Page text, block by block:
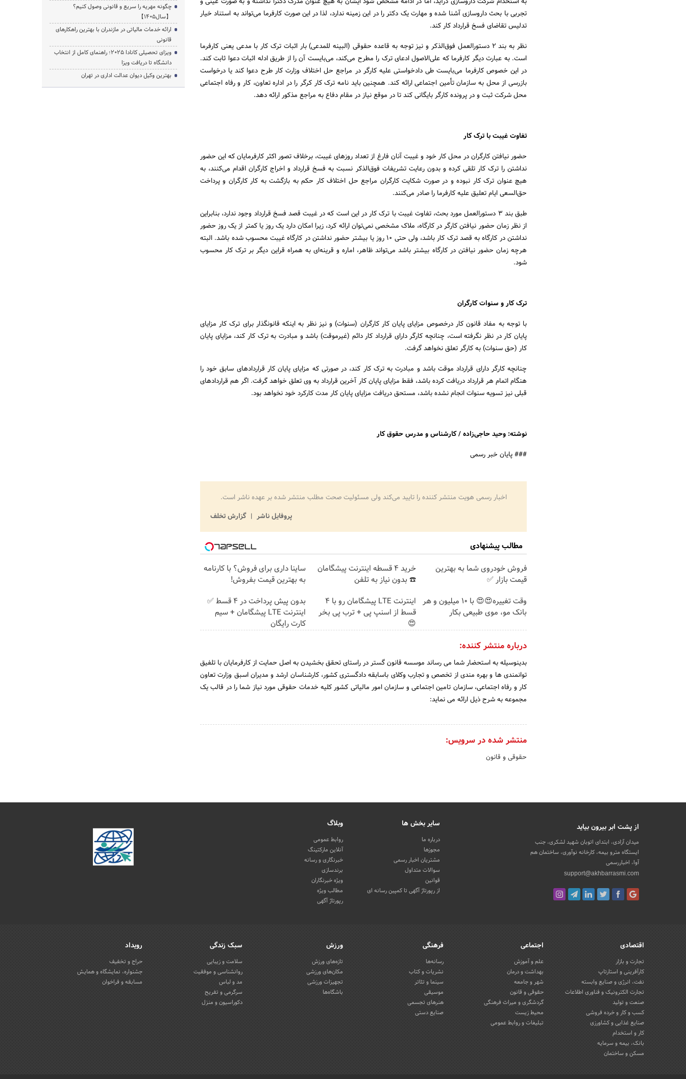
تجربی با بحث داروسازی آشنا شده و مهارت یک دکتر را در این زمینه ندارد، لذا در این صورت کارفرما می‌تواند به استناد خیار
تدلیس تقاضای فسخ قرارداد کار کند.
نظر به بند 2 دستورالعمل فوق‌الذکر و نیز توجه به قاعده حقوقی (البینه للمدعی) بار اثبات ترک کار با مدعی یعنی کارفرما
است. به عبارت دیگر کارفرما که علی‌الاصول ادعای ترک را مطرح می‌کند، می‌بایست آن را از طریق ادله اثبات دعوا ثابت کند.
در این خصوص کارفرما می‌بایست طی دادخواستی علیه کارگر در مراجع حل اختلاف وزارت کار طرح دعوا کند یا درخواست
بازرسی از محل به سازمان تأمین اجتماعی ارائه کند. همچنین باید نامه ترک کار کرگر را در اداره تعاون، کار و رفاه اجتماعی
محل شرکت ثبت و در پرونده کارگر بایگانی کند تا در موقع نیاز در مقام دفاع به مراجع مذکور ارائه دهد.
تفاوت غیبت با ترک کار
حضور نیافتن کارگران در محل کار خود و غیبت آنان فارغ از تعداد روزهای غیبت، برخلاف تصور اکثر کارفرمایان که این حضور
نداشتن را ترک کار تلقی کرده و بدون رعایت تشریفات فوق‌الذکر نسبت به فسخ قرارداد و اخراج کارگران اقدام می‌کنند، به
هیچ عنوان ترک کار نبوده و در صورت شکایت کارگران مراجع حل اختلاف کار حکم به بازگشت به کار کارگران و پرداخت
حق‌السعی ایام تعلیق علیه کارفرما را صادر می‌کنند.
طبق بند 3 دستورالعمل مورد بحث، تفاوت غیبت با ترک کار در این است که در غیبت قصد فسخ قرارداد وجود ندارد، بنابراین
از نظر زمان حضور نیافتن کارگر در کارگاه، ملاک مشخصی نمی‌توان ارائه کرد، زیرا امکان دارد یک روز یا کمتر از یک روز حضور
نداشتن در کارگاه به قصد ترک کار باشد، ولی حتی 10 روز یا بیشتر حضور نداشتن در کارگاه غیبت محسوب شده باشد. البته
هرچه زمان حضور نیافتن در کارگاه بیشتر باشد می‌تواند ظاهر، اماره و قرینه‌ای به همراه قراین دیگر بر ترک کار محسوب
شود.
ترک کار و سنوات کارگران
با توجه به مفاد قانون کار درخصوص مزایای پایان کار کارگران (سنوات) و نیز نظر به اینکه قانونگذار برای ترک کار مزایای
پایان کار در نظر نگرفته است، چنانچه کارگر دارای قرارداد کار دائم (غیرموقت) باشد و مبادرت به ترک کار کند، مزایای پایان
کار (حق سنوات) به کارگر تعلق نخواهد گرفت.
چنانچه کارگر دارای قرارداد موقت باشد و مبادرت به ترک کار کند، در صورتی که مزایای پایان کار قراردادهای سابق خود را
هنگام اتمام هر قرارداد دریافت کرده باشد، فقط مزایای پایان کار آخرین قرارداد به وی تعلق خواهد گرفت. اگر هم قراردادهای
قبلی نیز تسویه سنوات انجام نشده باشد، مستحق دریافت مزایای پایان کار مدت کارکرد خود نخواهد بود.
نوشته: وحید حاجی‌زاده / کارشناس و مدرس حقوق کار
### پایان خبر رسمی
اخبار رسمی هویت منتشر کننده را تایید می‌کند ولی مسئولیت صحت مطلب منتشر شده بر عهده ناشر است.
پروفایل ناشر
گزارش تخلف
مطالب پیشنهادی
فروش خودروی شما به بهترین
قیمت بازار ✅
خرید 4 قسطه اینترنت پیشگامان
☎️ بدون نیاز به تلفن
ساینا داری برای فروش؟ با کارنامه
به بهترین قیمت بفروش!
وقت تغییره😍😍 با 10 میلیون و هر
بانک مو، موی طبیعی بکار
اینترنت LTE پیشگامان رو با 4
قسط از اسنپ پی + ترب پی بخر
😍
بدون پیش پرداخت در 4 قسط ✅
اینترنت LTE پیشگامان + سیم
کارت رایگان
درباره منتشر کننده:
بدینوسیله به استحضار شما می رساند موسسه قانون گستر در راستای تحقق بخشیدن به اصل حمایت از کارفرمایان با تلفیق
توانمندی ها و بهره مندی از تخصص و تجارب وکلای باسابقه دادگستری کشور، کارشناسان ارشد و مدیران اسبق وزارت تعاون
کار و رفاه اجتماعی، سازمان تامین اجتماعی و سازمان امور مالیاتی کشور کلیه خدمات حقوقی مورد نیاز شما را در قالب یک
مجموعه به شرح ذیل ارائه می نماید:
منتشر شده در سرویس:
حقوقی و قانون
چگونه مهریه را سریع و قانونی وصول کنیم؟
【سال1405】
ارائه خدمات مالیاتی در مازندران با بهترین راهکارهای
قانونی
ویزای تحصیلی کانادا ۲۰۲۵؛ راهنمای کامل از انتخاب
دانشگاه تا دریافت ویزا
بهترین وکیل دیوان عدالت اداری در تهران
از پشت ابر بیرون بیاید
میدان آزادی، ابتدای اتوبان شهید لشکری، جنب
ایستگاه مترو بیمه، کارخانه نوآوری، ساختمان هم
آوا، اخباررسمی
support@akhbarrasmi.com
سایر بخش ها
درباره ما
مجوزها
مشتریان اخبار رسمی
سوالات متداول
قوانین
از رپورتاژ آگهی تا کمپین رسانه ای
وبلاگ
روابط عمومی
آنلاین مارکتینگ
خبرنگاری و رسانه
برندسازی
ویژه خبرنگاران
مطالب ویژه
رپورتاژ آگهی
اقتصادی
تجارت و بازار
کارآفرینی و استارتاپ
نفت، انرژی و صنایع وابسته
تجارت الکترونیک و فناوری اطلاعات
صنعت و تولید
کسب و کار و خرده فروشی
صنایع غذایی و کشاورزی
کار و استخدام
بانک، بیمه و سرمایه
مسکن و ساختمان
اجتماعی
علم و آموزش
بهداشت و درمان
شهر و جامعه
حقوقی و قانون
گردشگری و میراث فرهنگی
محیط زیست
تبلیغات و روابط عمومی
فرهنگی
رسانه‌ها
نشریات و کتاب
سینما و تئاتر
موسیقی
هنرهای تجسمی
صنایع دستی
ورزش
تازه‌های ورزش
مکان‌های ورزشی
تجهیزات ورزشی
باشگاه‌ها
سبک زندگی
سلامت و زیبایی
روانشناسی و موفقیت
مد و لباس
سرگرمی و تفریح
دکوراسیون و منزل
رویداد
حراج و تخفیف
جشنواره، نمایشگاه و همایش
مسابقه و فراخوان